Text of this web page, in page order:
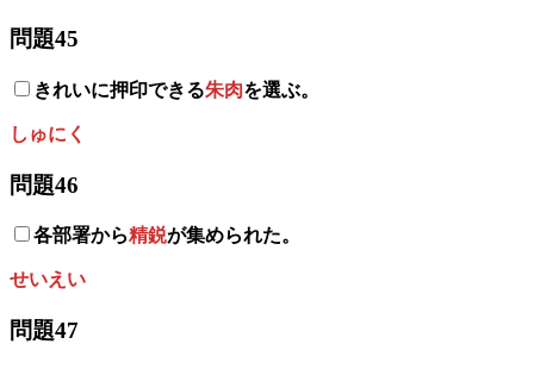
問題45
きれいに押印できる朱肉を選ぶ。
しゅにく
問題46
各部署から精鋭が集められた。
せいえい
問題47